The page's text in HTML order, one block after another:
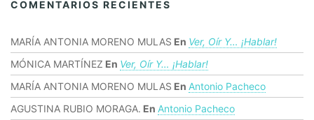
COMENTARIOS RECIENTES
MARÍA ANTONIA MORENO MULAS En Ver, Oír Y… ¡hablar!
MÓNICA MARTÍNEZ En Ver, Oír Y… ¡hablar!
MARÍA ANTONIA MORENO MULAS En Antonio Pacheco
AGUSTINA RUBIO MORAGA. En Antonio Pacheco